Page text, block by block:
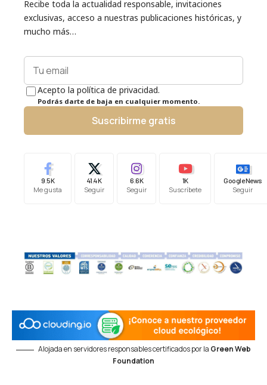
Recibe toda la actualidad responsable, invitaciones
exclusivas, acceso a nuestras publicaciones históricas, y
mucho más…
Acepto la política de privacidad.
Podrás darte de baja en cualquier momento.
Suscribirme gratis
9.5K
Me gusta
41.4K
Seguir
6.6K
Seguir
1K
Suscríbete
Google News
Seguir
Alojada en servidores responsables certificados por la Green Web
Foundation